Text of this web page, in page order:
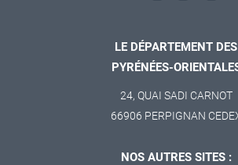
LE DÉPARTEMENT DES
PYRÉNÉES-
24, QUAI SADI CARNOT
66906 PERPIGNAN
NOS AUTRES SITES :